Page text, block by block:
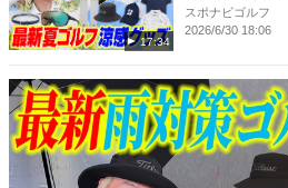
17:34
スポナビゴルフ
2026/6/30 18:06